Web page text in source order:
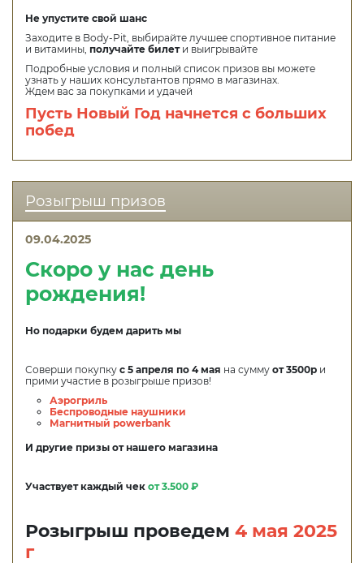
Не упустите свой шанс
Заходите в Body-Pit, выбирайте лучшее спортивное питание
и витамины, получайте билети выигрывайте
Подробные условия и полный список призов вы можете
узнать у наших консультантов прямо в магазинах.
Ждем вас за покупками и удачей
Пусть Новый Год начнется с больших
побед
Розыгрыш призов
09.04.2025
Скоро у нас день
рождения!
Но подарки будем дарить мы
Соверши покупку с 5 апреля по 4 мая на сумму от 3500р и
прими участие в розыгрыше призов!
Аэрогриль
Беспроводные наушники
Магнитный powerbank
И другие призы от нашего магазина
Участвует каждый чек от 3.500 ₽
Розыгрыш проведем 4 мая 2025
г